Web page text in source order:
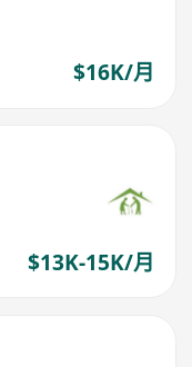
$16K/月
$13K-15K/月